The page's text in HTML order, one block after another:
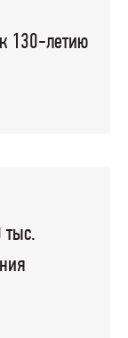
130-летию
тыс.